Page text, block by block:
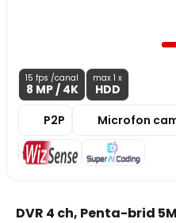
15 fps /canal
8 MP/ 4K
max 1 x
HDD
P2P
Microfon
DVR 4 ch, Penta-brid